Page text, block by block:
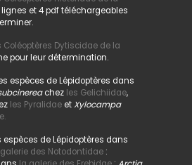
et 4 pdf téléchargeables
Coléoptères Dytiscidae de la
pour leur détermination.
espèces de Lépidoptères dans
chez les Gelichiidae,
les PyralidaeetXylocampa
espèces de Lépidoptères dans
galerie des Notodontidae: